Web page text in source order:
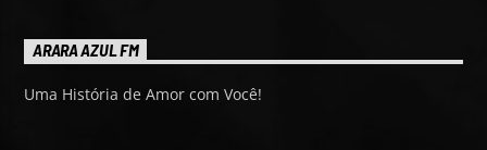
ARARA AZUL FM
Uma História de Amor com Você!